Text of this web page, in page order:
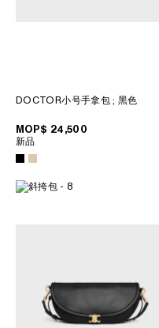
DOCTOR小号手拿包; 黑色
MOP$ 24,500
新品
印度
新加坡
日本
柬埔寨